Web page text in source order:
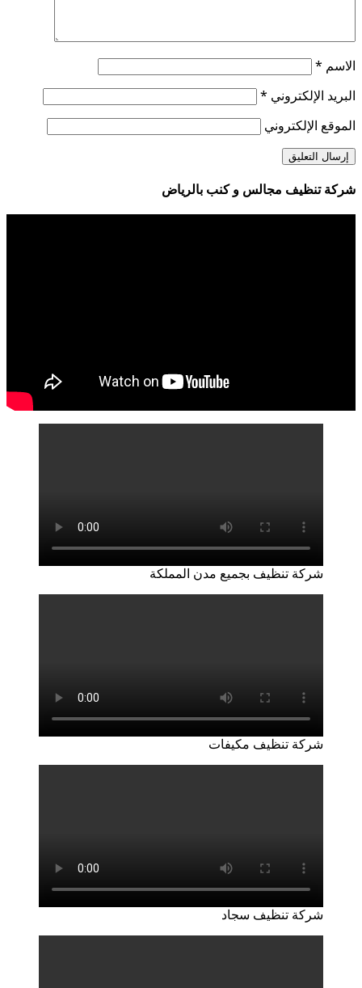
الاسم *
البريد الإلكتروني *
الموقع الإلكتروني
شركة تنظيف مجالس و كنب بالرياض
شركة تنظيف بجميع مدن المملكة
شركة تنظيف مكيفات
شركة تنظيف سجاد